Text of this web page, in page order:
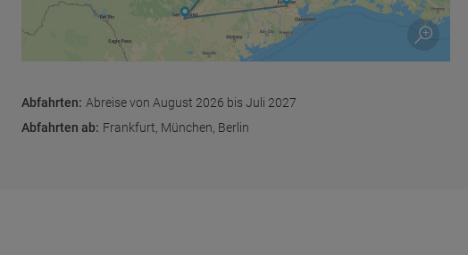
Abfahrten: Abreise von August 2026 bis Juli 2027
Abfahrten ab: Frankfurt, München, Berlin